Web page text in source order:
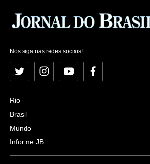
Nos siga nas redes sociais!
Twitter InstagramYouTubeFacebook
Rio
Brasil
Mundo
Informe JB